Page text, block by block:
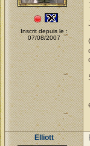
Inscrit depuis le :
07/08/2007
Elliott